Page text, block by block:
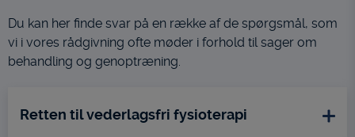
Du kan her finde svar på en række af de spørgsmål, som
vi i vores rådgivning ofte møder i forhold til sager om
behandling og genoptræning.
Retten til vederlagsfri fysioterapi